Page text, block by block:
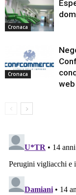
Cronaca
Cronaca
web